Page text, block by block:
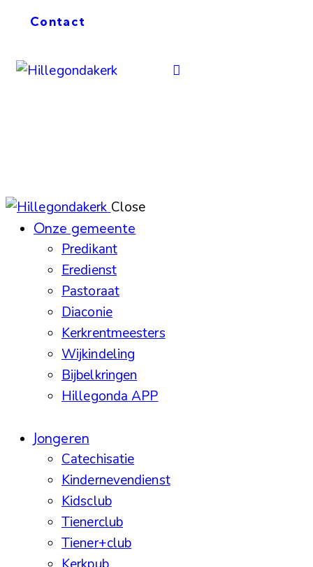
Contact
Close
Onze gemeente
Predikant
Eredienst
Pastoraat
Diaconie
Kerkrentmeesters
Wijkindeling
Bijbelkringen
Hillegonda APP
Jongeren
Catechisatie
Kindernevendienst
Kidsclub
Tienerclub
Tiener+club